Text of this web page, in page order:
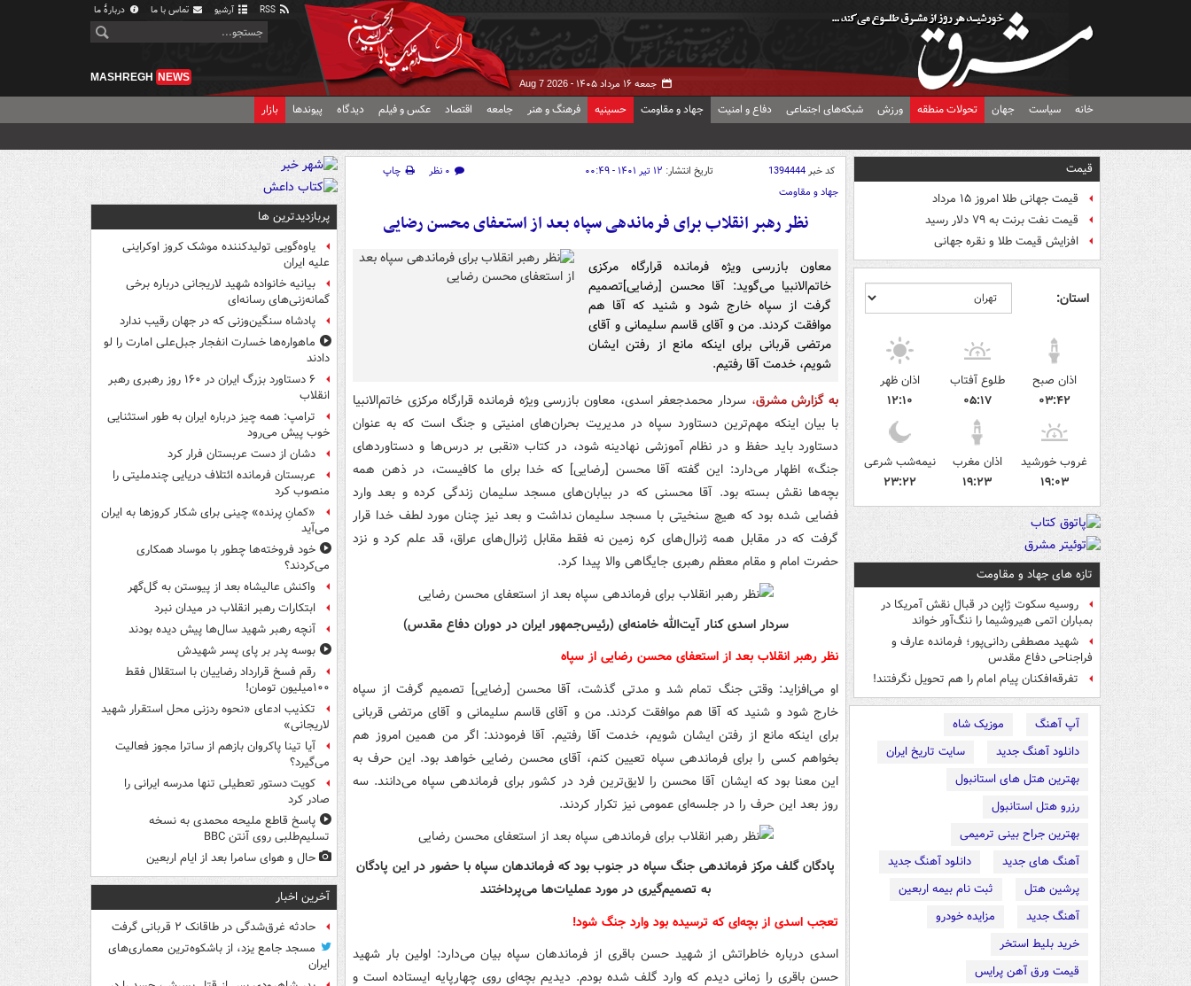
آرشیو تماس با ما دربارهٔ ما
جمعه ۱۶ مرداد ۱۴۰۵ - Aug 7 2026
MASHREGH NEWS
خانه سیاست جهان تحولات منطقه ورزش شبکه‌های اجتماعی دفاع و امنیت جهاد و مقاومت حسینیه فرهنگ و هنر جامعه اقتصاد عکس و فیلم دیدگاه پیوندها بازار
قیمت
قیمت جهانی طلا امروز ۱۵ مرداد
قیمت نفت برنت به ۷۹ دلار رسید
افزایش قیمت طلا و نقره جهانی
استان:
اذان صبح
۰۳:۴۲
طلوع آفتاب
۰۵:۱۷
اذان ظهر
۱۲:۱۰
غروب خورشید
۱۹:۰۳
اذان مغرب
۱۹:۲۳
نیمه‌شب شرعی
۲۳:۲۲
تازه های جهاد و مقاومت
روسیه سکوت ژاپن در قبال نقش آمریکا در
بمباران اتمی هیروشیما را ننگ‌آور خواند
شهید مصطفی ردانی‌پور؛ فرمانده عارف و
فراجناحی دفاع مقدس
تفرقه‌افکنان پیام امام را هم تحویل نگرفتند!
آپ آهنگ
موزیک شاه
دانلود آهنگ جدید
سایت تاریخ ایران
بهترین هتل های استانبول
رزرو هتل استانبول
بهترین جراح بینی ترمیمی
آهنگ های جدید
دانلود آهنگ جدید
پرشین هتل
ثبت نام بیمه اربعین
آهنگ جدید
مزایده خودرو
خرید بلیط استخر
قیمت ورق آهن پرایس
کد خبر1394444 تاریخ انتشار: ۱۲ تیر ۱۴۰۱ - ۰۰:۴۹ ۰ نظر
چاپ
جهاد و مقاومت
نظر رهبر انقلاب برای فرماندهی سپاه بعد از استعفای محسن رضایی
معاون بازرسی ویژه فرمانده قرارگاه مرکزی
خاتم‌الانبیا می‌گوید: آقا محسن [رضایی]تصمیم
گرفت از سپاه خارج شود و شنید که آقا هم
موافقت کردند. من و آقای قاسم سلیمانی و آقای
مرتضی قربانی برای اینکه مانع از رفتن ایشان
شویم، خدمت آقا رفتیم.
به گزارش مشرق، سردار محمدجعفر اسدی، معاون بازرسی ویژه فرمانده قرارگاه مرکزی خاتم‌الانبیا
با بیان اینکه مهم‌ترین دستاورد سپاه در مدیریت بحران‌های امنیتی و جنگ است که به عنوان
دستاورد باید حفظ و در نظام آموزشی نهادینه شود، در کتاب «نقبی بر درس‌ها و دستاوردهای
جنگ» اظهار می‌دارد: این گفته آقا محسن [رضایی] که خدا برای ما کافیست، در ذهن همه
بچه‌ها نقش بسته بود. آقا محسنی که در بیابان‌های مسجد سلیمان زندگی کرده و بعد وارد
فضایی شده بود که هیچ سنخیتی با مسجد سلیمان نداشت و بعد نیز چنان مورد لطف خدا قرار
گرفت که در مقابل همه ژنرال‌های کره زمین نه فقط مقابل ژنرال‌های عراق، قد علم کرد و نزد
حضرت امام و مقام معظم رهبری جایگاهی والا پیدا کرد.
سردار اسدی کنار آیت‌الله خامنه‌ای (رئیس‌جمهور ایران در دوران دفاع مقدس)
نظر رهبر انقلاب بعد از استعفای محسن رضایی از سپاه
او می‌افزاید: وقتی جنگ تمام شد و مدتی گذشت، آقا محسن [رضایی] تصمیم گرفت از سپاه
خارج شود و شنید که آقا هم موافقت کردند. من و آقای قاسم سلیمانی و آقای مرتضی قربانی
برای اینکه مانع از رفتن ایشان شویم، خدمت آقا رفتیم. آقا فرمودند: اگر من همین امروز هم
بخواهم کسی را برای فرماندهی سپاه تعیین کنم، آقای محسن رضایی خواهد بود. این حرف به
این معنا بود که ایشان آقا محسن را لایق‌ترین فرد در کشور برای فرماندهی سپاه می‌دانند. سه
روز بعد این حرف را در جلسه‌ای عمومی نیز تکرار کردند.
پادگان گلف مرکز فرماندهی جنگ سپاه در جنوب بود که فرماندهان سپاه با حضور در این پادگان
به تصمیم‌گیری در مورد عملیات‌ها می‌پرداختند
تعجب اسدی از بچه‌ای که ترسیده بود وارد جنگ شود!
اسدی درباره خاطراتش از شهید حسن باقری از فرماندهان سپاه بیان می‌دارد: اولین بار شهید
حسن باقری را زمانی دیدم که وارد گلف شده بودم. دیدیم بچه‌ای روی چهارپایه ایستاده است و
پربازدیدترین ها
یاوه‌گویی تولیدکننده موشک کروز اوکراینی
علیه ایران
بیانیه خانواده شهید لاریجانی درباره برخی
گمانه‌زنی‌های رسانه‌ای
پادشاه سنگین‌وزنی که در جهان رقیب ندارد
ماهواره‌ها خسارت انفجار جبل‌علی امارت را لو
دادند
۶ دستاورد بزرگ ایران در ۱۶۰ روز رهبری رهبر
انقلاب
ترامپ: همه چیز درباره ایران به طور استثنایی
خوب پیش می‌رود
دشان از دست عربستان فرار کرد
عربستان فرمانده ائتلاف دریایی چندملیتی را
منصوب کرد
«کمانِ پرنده» چینی برای شکار کروزها به ایران
می‌آید
خود فروخته‌ها چطور با موساد همکاری
می‌کردند؟
واکنش عالیشاه بعد از پیوستن به گل‌گهر
ابتکارات رهبر انقلاب در میدان نبرد
آنچه رهبر شهید سال‌ها پیش دیده بودند
بوسه‌ پدر بر پای پسر شهیدش
رقم فسخ قرارداد رضاییان با استقلال فقط
۱۰۰میلیون تومان!
تکذیب ادعای «نحوه ردزنی محل استقرار شهید
لاریجانی»
آیا تینا پاکروان بازهم از ساترا مجوز فعالیت
می‌گیرد؟
کویت دستور تعطیلی تنها مدرسه ایرانی را
صادر کرد
پاسخ قاطع ملیحه محمدی به نسخه
تسلیم‌طلبی روی آنتن BBC
حال و هوای سامرا بعد از ایام اربعین
آخرین اخبار
حادثه غرق‌شدگی در طاقانک ۲ قربانی گرفت
مسجد جامع یزد، از باشکوه‌ترین معماری‌های
ایران